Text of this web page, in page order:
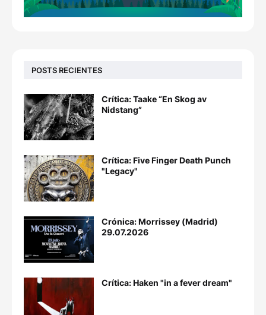
POSTS RECIENTES
Crítica: Taake “En Skog av
Nidstang”
Crítica: Five Finger Death Punch
"Legacy"
Crónica: Morrissey (Madrid)
29.07.2026
Crítica: Haken "in a fever dream"